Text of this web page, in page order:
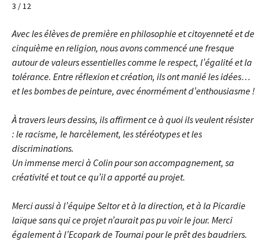
3 / 12
Avec les élèves de première en philosophie et citoyenneté et de
cinquième en religion, nous avons commencé une fresque
autour de valeurs essentielles comme le respect, l’égalité et la
tolérance. Entre réflexion et création, ils ont manié les idées…
et les bombes de peinture, avec énormément d’enthousiasme !
À travers leurs dessins, ils affirment ce à quoi ils veulent résister
: le racisme, le harcèlement, les stéréotypes et les
discriminations.
Un immense merci à Colin pour son accompagnement, sa
créativité et tout ce qu’il a apporté au projet.
Merci aussi à l’équipe Seltor et à la direction, et à la Picardie
laïque sans qui ce projet n’aurait pas pu voir le jour. Merci
également à l’Ecopark de Tournai pour le prêt des baudriers.